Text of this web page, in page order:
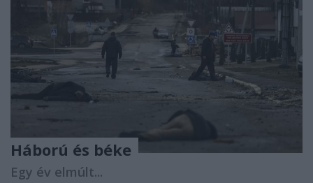
Háború és béke
Egy év elmúlt...